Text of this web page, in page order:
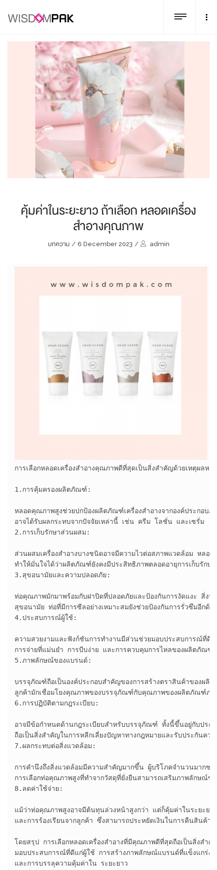
คุ้มค่าในระยะยาว ถ้าเลือก หลอดเครื่อง
สำอางคุณภาพ
บทความ / 6 December 2023 / admin
การเลือกหลอดเครื่องสำอางคุณภาพดีที่สุดเป็นสิ่งสำคัญด้วยเหตุผลหล
1.การคุ้มครองผลิตภัณฑ์:
หลอดคุณภาพสูงช่วยปกป้องผลิตภัณฑ์เครื่องสำอางจากองค์ประกอ
อาจได้รับผลกระทบจากปัจจัยเหล่านี้ เช่น ครีม โลชั่น และเซรั่ม
2.การเก็บรักษาส่วนผสม:
ส่วนผสมเครื่องสำอางบางชนิดอาจมีความไวต่อสภาพแวดล้อม หล
ทำให้มั่นใจได้ว่าผลิตภัณฑ์ยังคงมีประสิทธิภาพตลอดอายุการเก็บรักษา
3.สุขอนามัยและความปลอดภัย:
ท่อคุณภาพมักมาพร้อมกับฝาปิดที่ปลอดภัยและป้องกันการงัดแงะ สิ่ง
สุขอนามัย ท่อที่มีการซีลอย่างเหมาะสมยังช่วยป้องกันการรั่วซึมอีกด้วย
4.ประสบการณ์ผู้ใช้:
ความสวยงามและฟังก์ชันการทำงานมีส่วนช่วยมอบประสบการณ์ที่
การจ่ายที่แม่นยำ การบีบง่าย และการควบคุมการไหลของผลิตภัณฑ์
5.ภาพลักษณ์ของแบรนด์:
บรรจุภัณฑ์ถือเป็นองค์ประกอบสำคัญของการสร้างตราสินค้าของผ
ลูกค้ามักเชื่อมโยงคุณภาพของบรรจุภัณฑ์กับคุณภาพของผลิตภัณฑ์ภา
6.การปฏิบัติตามกฎระเบียบ:
อาจมีข้อกำหนดด้านกฎระเบียบสำหรับบรรจุภัณฑ์ ทั้งนี้ขึ้นอยู่กับประ
ถือเป็นสิ่งสำคัญในการหลีกเลี่ยงปัญหาทางกฎหมายและรับประกันค
7.ผลกระทบต่อสิ่งแวดล้อม:
การคำนึงถึงสิ่งแวดล้อมมีความสำคัญมากขึ้น ผู้บริโภคจำนวนมากช
การเลือกท่อคุณภาพสูงที่ทำจากวัสดุที่ยั่งยืนสามารถเสริมภาพลักษณ์
8.ลดค่าใช้จ่าย:
แม้ว่าท่อคุณภาพสูงอาจมีต้นทุนล่วงหน้าสูงกว่า แต่ก็คุ้มค่าในระยะ
และการร้องเรียนจากลูกค้า ซึ่งสามารถประหยัดเงินในการคืนสินค้าแ
โดยสรุป การเลือกหลอดเครื่องสำอางที่มีคุณภาพดีที่สุดถือเป็นสิ่ง
มอบประสบการณ์ที่ดีแก่ผู้ใช้ การสร้างภาพลักษณ์แบรนด์ที่แข็งแกร่
และการบรรลุความคุ้มค่าใน ระยะยาว